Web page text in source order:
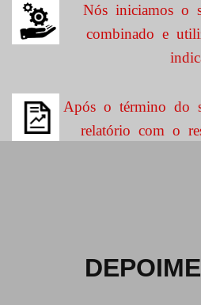
Nós iniciamos o
combinado e
Após o término do
relatório com o